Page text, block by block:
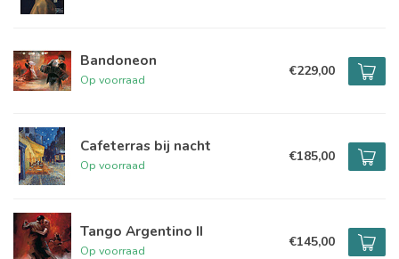
Bandoneon
Op voorraad
€229,00
Cafeterras bij nacht
Op voorraad
€185,00
Tango Argentino II
Op voorraad
€145,00